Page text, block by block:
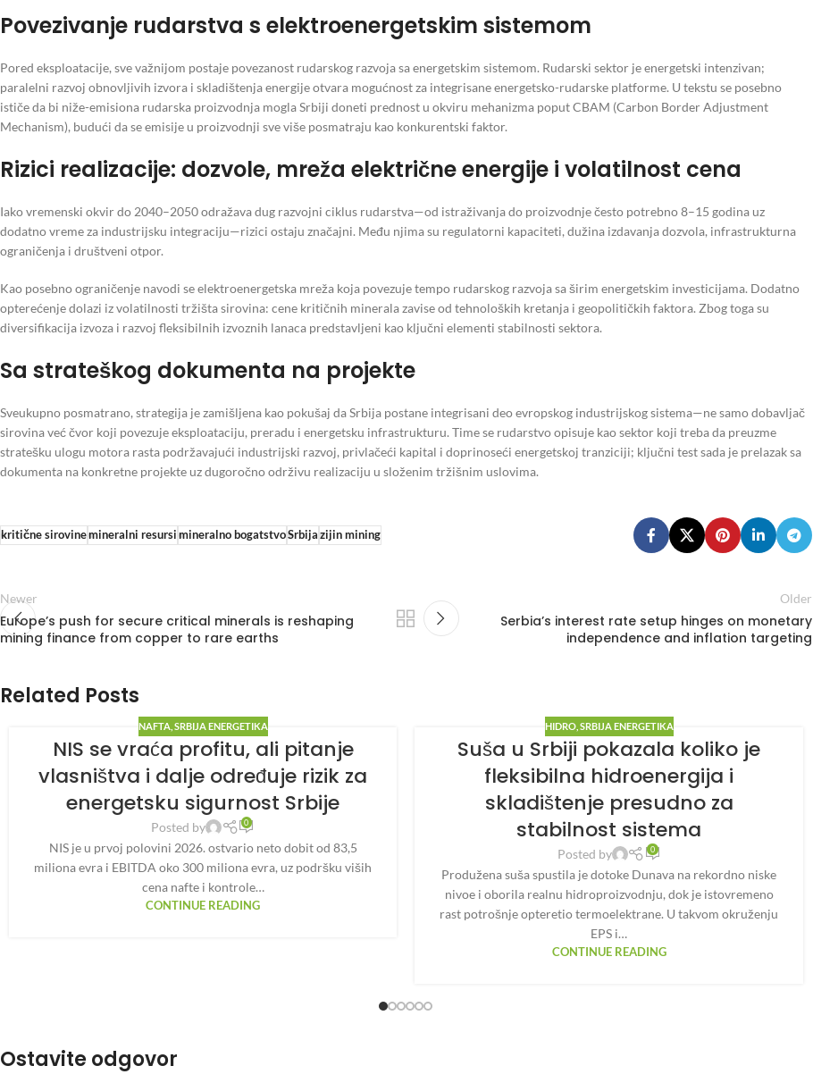
Povezivanje rudarstva s elektroenergetskim sistemom
Pored eksploatacije, sve važnijom postaje povezanost rudarskog razvoja sa energetskim sistemom. Rudarski sektor je energetski intenzivan;
paralelni razvoj obnovljivih izvora i skladištenja energije otvara mogućnost za integrisane energetsko-rudarske platforme. U tekstu se posebno
ističe da bi niže-emisiona rudarska proizvodnja mogla Srbiji doneti prednost u okviru mehanizma poput CBAM (Carbon Border Adjustment
Mechanism), budući da se emisije u proizvodnji sve više posmatraju kao konkurentski faktor.
Rizici realizacije: dozvole, mreža električne energije i volatilnost cena
Iako vremenski okvir do 2040–2050 odražava dug razvojni ciklus rudarstva—od istraživanja do proizvodnje često potrebno 8–15 godina uz
dodatno vreme za industrijsku integraciju—rizici ostaju značajni. Među njima su regulatorni kapaciteti, dužina izdavanja dozvola, infrastrukturna
ograničenja i društveni otpor.
Kao posebno ograničenje navodi se elektroenergetska mreža koja povezuje tempo rudarskog razvoja sa širim energetskim investicijama. Dodatno
opterećenje dolazi iz volatilnosti tržišta sirovina: cene kritičnih minerala zavise od tehnoloških kretanja i geopolitičkih faktora. Zbog toga su
diversifikacija izvoza i razvoj fleksibilnih izvoznih lanaca predstavljeni kao ključni elementi stabilnosti sektora.
Sa strateškog dokumenta na projekte
Sveukupno posmatrano, strategija je zamišljena kao pokušaj da Srbija postane integrisani deo evropskog industrijskog sistema—ne samo dobavljač
sirovina već čvor koji povezuje eksploataciju, preradu i energetsku infrastrukturu. Time se rudarstvo opisuje kao sektor koji treba da preuzme
stratešku ulogu motora rasta podržavajući industrijski razvoj, privlačeći kapital i doprinoseći energetskoj tranziciji; ključni test sada je prelazak sa
dokumenta na konkretne projekte uz dugoročno održivu realizaciju u složenim tržišnim uslovima.
kritične sirovinemineralni resursi mineralno bogatstvoSrbija zijin mining
Newer
Europe’s push for secure critical minerals is reshaping
mining finance from copper to rare earths
Older
Serbia’s interest rate setup hinges on monetary
independence and inflation targeting
Related Posts
NAFTA, SRBIJA ENERGETIKA
NIS se vraća profitu, ali pitanje
vlasništva i dalje određuje rizik za
energetsku sigurnost Srbije
Posted by 0
NIS je u prvoj polovini 2026. ostvario neto dobit od 83,5
miliona evra i EBITDA oko 300 miliona evra, uz podršku viših
cena nafte i kontrole…
CONTINUE READING
HIDRO, SRBIJA ENERGETIKA
Suša u Srbiji pokazala koliko je
fleksibilna hidroenergija i
skladištenje presudno za
stabilnost sistema
Posted by 0
Produžena suša spustila je dotoke Dunava na rekordno niske
nivoe i oborila realnu hidroproizvodnju, dok je istovremeno
rast potrošnje opteretio termoelektrane. U takvom okruženju
EPS i…
CONTINUE READING
Ostavite odgovor